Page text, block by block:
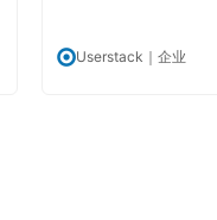
Userstack ｜企业